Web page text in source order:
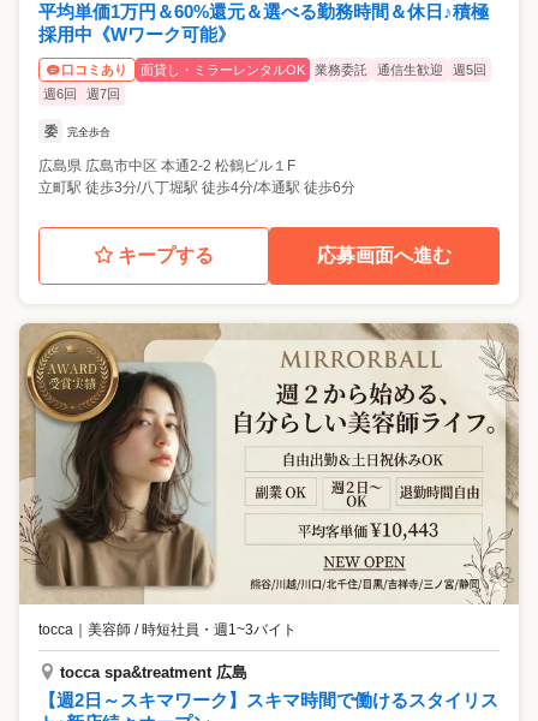
平均単価1万円＆60%還元＆選べる勤務時間＆休日♪積極
採用中《Wワーク可能》
口コミあり 面貸し・ミラーレンタルOK 業務委託 通信生歓迎
週5回
週6回
週7回
委 完全歩合
広島県 広島市中区 本通2-2 松鶴ビル１F
立町駅 徒歩3分/八丁堀駅 徒歩4分/本通駅 徒歩6分
キープする 応募画面へ進む
tocca 美容師 / 時短社員・週1~3バイト
tocca spa&treatment 広島
【週2日～スキマワーク】スキマ時間で働けるスタイリス